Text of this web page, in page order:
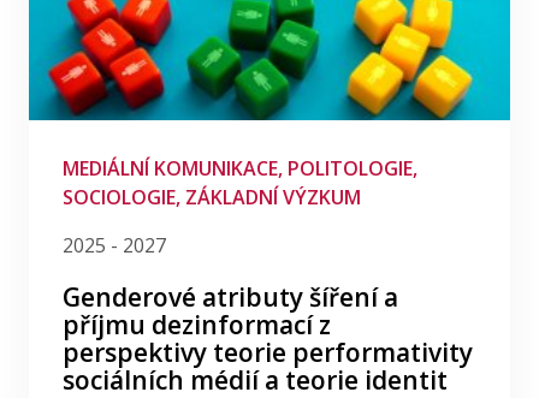
MEDIÁLNÍ KOMUNIKACE, POLITOLOGIE,
SOCIOLOGIE, ZÁKLADNÍ VÝZKUM
2025 - 2027
Genderové atributy šíření a
příjmu dezinformací z
perspektivy teorie performativity
sociálních médií a teorie identit